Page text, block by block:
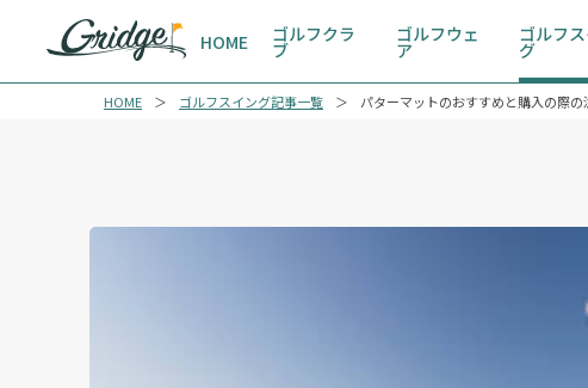
HOME ゴルフクラ
ブ
ゴルフウェ
ア
ゴルフ
グ
HOME ゴルフスイング記事一覧 パターマットのおすすめと購入の際の